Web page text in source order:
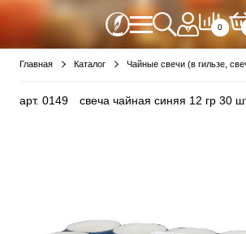
0
Главная Каталог Чайные свечи (в гильзе,
арт.0149 свеча чайная синяя 12 гр 30